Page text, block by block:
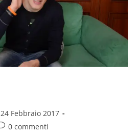
24 Febbraio 2017
0 commenti